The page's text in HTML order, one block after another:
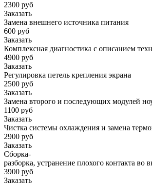
2300 руб
Заказать
Замена внешнего источника питания
600 руб
Заказать
Комплексная диагностика с описанием
4900 руб
Заказать
Регулировка петель крепления экрана
2500 руб
Заказать
Замена второго и последующих модулей
1100 руб
Заказать
Чистка системы охлаждения и замена
2900 руб
Заказать
Сборка-
разборка, устранение плохого контакта во
3900 руб
Заказать